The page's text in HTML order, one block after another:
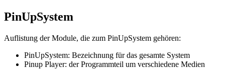
PinUpSystem
Auflistung der Module, die zum PinUpSystem gehören:
PinUpSystem: Bezeichnung für das gesamte System
Pinup Player: der Programmteil um verschiedene Medien